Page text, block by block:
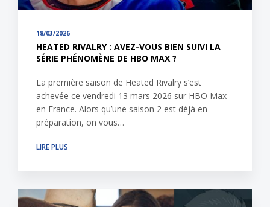
18/03/2026
HEATED RIVALRY : AVEZ-VOUS BIEN SUIVI LA
SÉRIE PHÉNOMÈNE DE HBO MAX ?
La première saison de Heated Rivalry s’est
achevée ce vendredi 13 mars 2026 sur HBO Max
en France. Alors qu’une saison 2 est déjà en
préparation, on vous…
LIRE PLUS